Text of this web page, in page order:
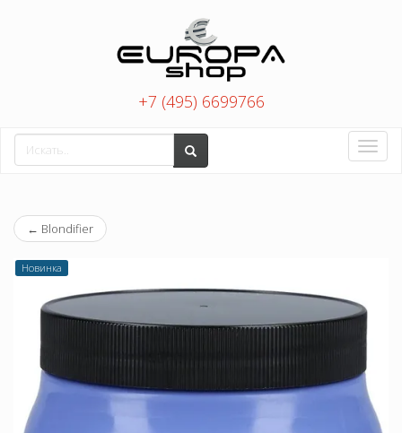
+7 (495) 6699766
Toggle
← Blondifier
Новинка